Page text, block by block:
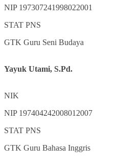
NIP 197307241998022001
STAT PNS
GTK Guru Seni Budaya
Yayuk Utami, S.Pd.
NIK
NIP 197404242008012007
STAT PNS
GTK Guru Bahasa Inggris